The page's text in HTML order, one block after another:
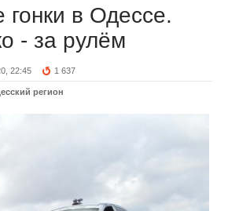
гонки в Одессе.
- за рулём
22:45 1 637
регион